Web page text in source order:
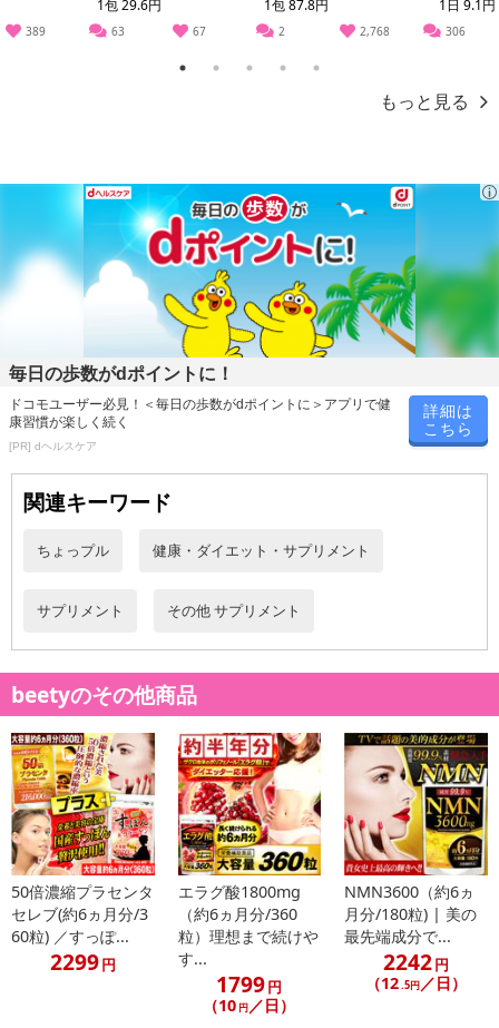
あなた史上最高の体験を目指して
理想にシェイプ!!最強タッグのWパワー!!
テレビでも話題沸騰!!59種類もの豊富な栄養の宝庫
◆ユーグレナ（みどりむし）
＆
高水準で配合6兆個乳酸菌!!ヨーグルト600個分に匹敵
◆ヘルパー乳酸菌
※ヨーグルト1個に100億個の乳酸菌が含まれる場合
【長く試して欲しいから大容量360粒/約6ヵ月分】
----------------------------------------------------------
理想の鍵を握るのはとてつもないパワーを秘めた
1包 29.6円
389 63
1包 87.8円
67 2
1日 9.1円
2,768 306
1 2 3 4 5
もっと見る
毎日の歩数がdポイントに！
ドコモユーザー必見！＜毎日の歩数がdポイントに＞アプリで健
康習慣が楽しく続く
[PR] dヘルスケア
詳細は
こちら
関連キーワード
ちょっプル 健康・ダイエット・サプリメント
サプリメント その他 サプリメント
beetyのその他商品
50倍濃縮プラセンタ
セレブ(約6ヵ月分/3
60粒) ／すっぽ...
2299円
エラグ酸1800mg
（約6ヵ月分/360
粒）理想まで続けや
す...
1799円
（10 円／日）
NMN3600（約6ヵ
月分/180粒) | 美の
最先端成分で...
2242円
（12.5円／日）